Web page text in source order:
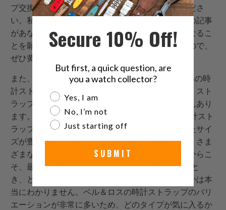
プ交換に関するソーシャルメディアで共有してくださ
い。私にとって本当に大きな助けになります！この記事
があなたの時計バンドを簡単に交換する手助けになるこ
とを願っています！あなたの意見をお聞きしたいので、
ぜひ黄色の時計ストラップを残してください！
また、時計バンドキットを使用した後にBell & Rossの時
計ストラップを安全に保つのも簡単です。今では、スト
ラップを安く購入でき、選べるデザインがたくさんあり
ます。今のお気に入りのブランドは「Omegaの時計スト
ラップ交換」と呼ばれ、さまざまな時計に合わせたサイ
ズが豊富にあります。時計が好きな人は多いので、さま
ざまな種類があることを知っておくべきです。だからこ
そ、最初のSeikoタートル時計バンドを手に入れたと
き、どの黄色の時計ストラップバンドが正しいのかは本
当にわかりません。ベル＆ロスの時計ストラップのバリ
エーションが非常に多いため、どのタイプが気に入るか
Secure 10% Off!
But first, a quick question, are
you a watch collector?
Are you a watch collector?
Yes, I am
No, I’m not
Just starting off
SUBMIT